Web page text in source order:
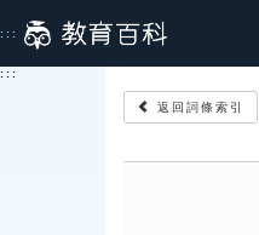
到
主
:::
:::
返回詞條索引